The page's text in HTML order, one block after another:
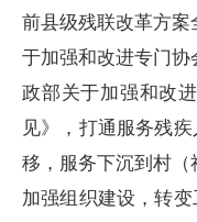
前县级残联改革方
于加强和改进专门
政部关于加强和改
见》，打通服务残
移，服务下沉到村
加强组织建设，转变